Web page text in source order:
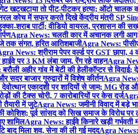
खटखटाया तो पीट-पीटकर हत्या; ऑटो चालक
कोच में सफर करते दिखे केंद्रीय मंत्री SP
शराब पार्टी; वीडियो वायरल, प्रशासन की
Agra News: चलती कार में अचानक लगी
तक संगत, हरित आतिशबाजीAgra News:
News: श्रीराम पेपर वर्ल्ड पर GST छापा,
पर 3 KM लंबा जाम, रेंग रहे वाहनAgra
अहीर गांव में बेटी की हेलीकॉप्टर से
बाजार गुरुद्वारों में विशेष कीर्तनAgra
एकादशी पर शादियों से जाम; MG रोड
की टैक्स चोरी, 7 कारोबारियों पर केस दर्ज
तैयारी में जुटेAgra News: जमीनी विवाद में बड़े
पूर्व सांसद को सिख समाज के विरोध पर
शामिलAgra News: हाईवे किनारे खड़ी गर्भवती
मिला शव, सेना की ली गई मददAgra News: